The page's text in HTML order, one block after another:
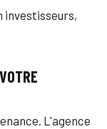
investisseurs,
L'agence